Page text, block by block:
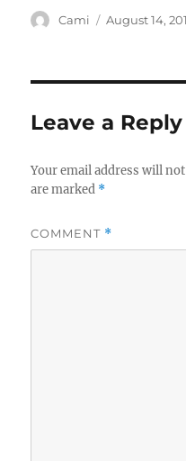
Author
Cami
Posted
August 14,
Leave a Reply
Your email address will
are marked *
COMMENT *